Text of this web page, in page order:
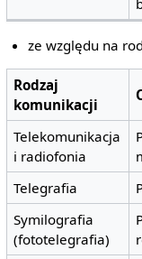
ze względu na
Rodzaj
komunikacji
Telekomunikacja
i radiofonia
Telegrafia
Symilografia
(fototelegrafia)